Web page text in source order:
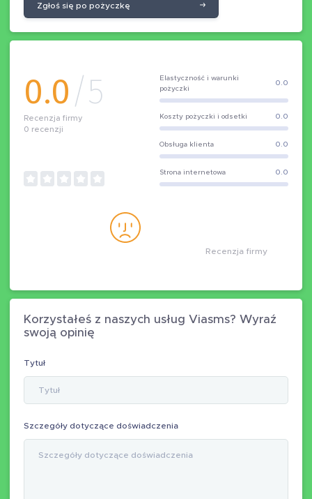
Zgłoś się po pożyczkę
0.0/5
Recenzja firmy
0 recenzji
Elastyczność i warunki
pożyczki
0.0
Koszty pożyczki i odsetki 0.0
Obsługa klienta 0.0
Strona internetowa 0.0
Recenzja firmy
Korzystałeś z naszych usług Viasms? Wyraź
swoją opinię
Tytuł
Szczegóły dotyczące doświadczenia